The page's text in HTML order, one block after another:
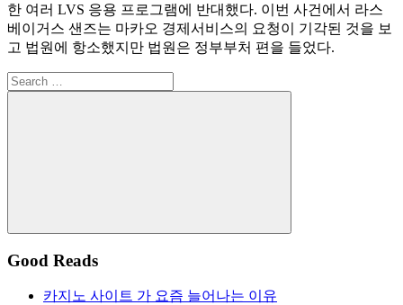
한 여러 LVS 응용 프로그램에 반대했다. 이번 사건에서 라스
베이거스 샌즈는 마카오 경제서비스의 요청이 기각된 것을 보
고 법원에 항소했지만 법원은 정부부처 편을 들었다.
Search
for:
Search
Good Reads
카지노 사이트 가 요즘 늘어나는 이유